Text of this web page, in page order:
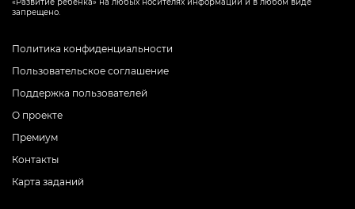
«Развитие ребенка» на любых носителях информации и в любом виде
запрещено.
Политика конфиденциальности
Пользовательское соглашение
Поддержка пользователей
О проекте
Премиум
Контакты
Карта заданий